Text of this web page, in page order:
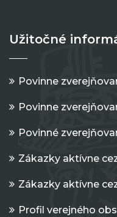
Užitočné
Povinne
Povinne
Povinné
Zákazky aktívne
Zákazky aktívne
Profil verejného